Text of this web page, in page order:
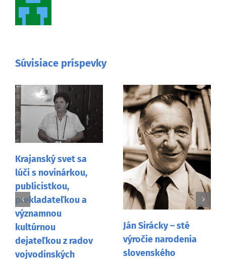
Súvisiace príspevky
Ján Sirácky – sté
výročie narodenia
slovenského
Spomienka na Pavla
Jozefa Šafárika a
jeho odkaz v Srbsku
13. mája 2025